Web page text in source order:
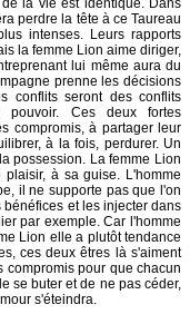
la vie est identique. Dans
perdre la tête à ce Taureau
intenses. Leurs rapports
la femme Lion aime diriger,
lui même aura du
prenne les décisions
conflits seront des conflits
Ces deux fortes
compromis, à partager leur
à la fois, perdurer. Un
possession. La femme Lion
à sa guise. L'homme
il ne supporte pas que l'on
et les injecter dans
par exemple. Car l'homme
Lion elle a plutôt tendance
ces deux êtres là s'aiment
compromis pour que chacun
se buter et de ne pas céder,
s'éteindra.